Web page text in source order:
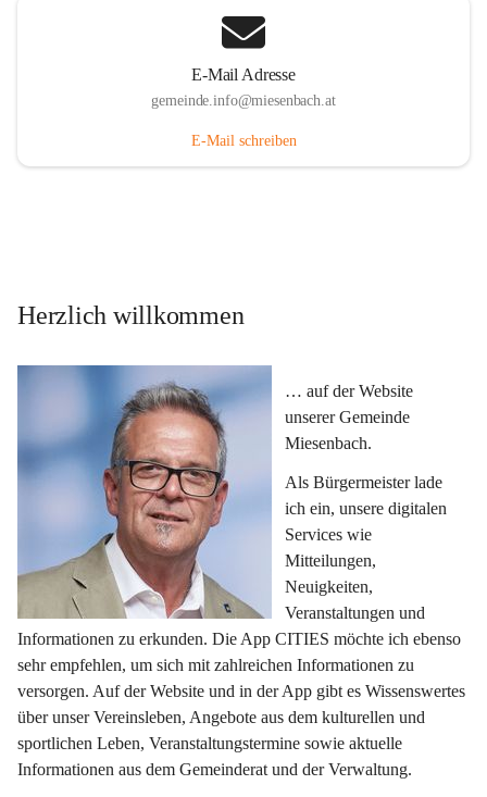
E-Mail Adresse
gemeinde.info@miesenbach.at
E-Mail schreiben
Herzlich willkommen
… auf der Website
unserer Gemeinde
Miesenbach.
Als Bürgermeister lade
ich ein, unsere digitalen
Services wie
Mitteilungen,
Neuigkeiten,
Veranstaltungen und
Informationen zu erkunden. Die App CITIES möchte ich ebenso
sehr empfehlen, um sich mit zahlreichen Informationen zu
versorgen. Auf der Website und in der App gibt es Wissenswertes
über unser Vereinsleben, Angebote aus dem kulturellen und
sportlichen Leben, Veranstaltungstermine sowie aktuelle
Informationen aus dem Gemeinderat und der Verwaltung.